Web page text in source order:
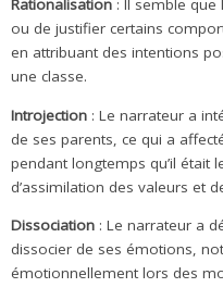
Rationalisation : Il semble
ou de justifier certains
en attribuant des intentions
une classe.
Introjection : Le narrateur a
de ses parents, ce qui a
pendant longtemps qu’il était
d’assimilation des valeurs et
Dissociation : Le narrateur a
dissocier de ses émotions,
émotionnellement lors des